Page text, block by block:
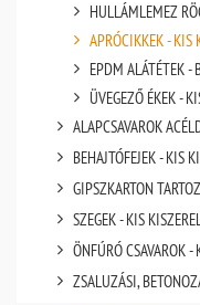
HULLÁMLEMEZ
APRÓCIKKEK - KIS
EPDM ALÁTÉTEK -
ÜVEGEZŐ ÉKEK -
ALAPCSAVAROK
BEHAJTÓFEJEK - KIS
GIPSZKARTON
SZEGEK - KIS
ÖNFÚRÓ CSAVAROK -
ZSALUZÁSI,